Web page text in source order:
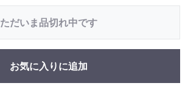
ただいま品切れ中です
お気に入りに追加